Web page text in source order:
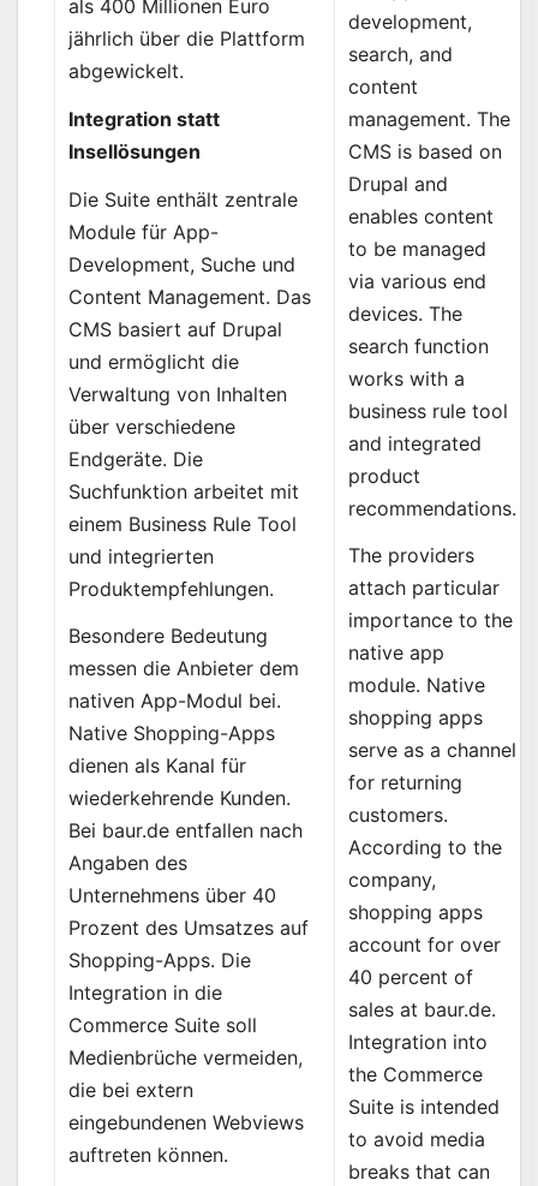
als 400 Millionen Euro
jährlich über die Plattform
abgewickelt.
Integration statt
Insellösungen
Die Suite enthält zentrale
Module für App-
Development, Suche und
Content Management. Das
CMS basiert auf Drupal
und ermöglicht die
Verwaltung von Inhalten
über verschiedene
Endgeräte. Die
Suchfunktion arbeitet mit
einem Business Rule Tool
und integrierten
Produktempfehlungen.
Besondere Bedeutung
messen die Anbieter dem
nativen App-Modul bei.
Native Shopping-Apps
dienen als Kanal für
wiederkehrende Kunden.
Bei baur.de entfallen nach
Angaben des
Unternehmens über 40
Prozent des Umsatzes auf
Shopping-Apps. Die
Integration in die
Commerce Suite soll
Medienbrüche vermeiden,
die bei extern
eingebundenen Webviews
auftreten können.
development,
search, and
content
management. The
CMS is based on
Drupal and
enables content
to be managed
via various end
devices. The
search function
works with a
business rule tool
and integrated
product
recommendations.
The providers
attach particular
importance to the
native app
module. Native
shopping apps
serve as a channel
for returning
customers.
According to the
company,
shopping apps
account for over
40 percent of
sales at baur.de.
Integration into
the Commerce
Suite is intended
to avoid media
breaks that can